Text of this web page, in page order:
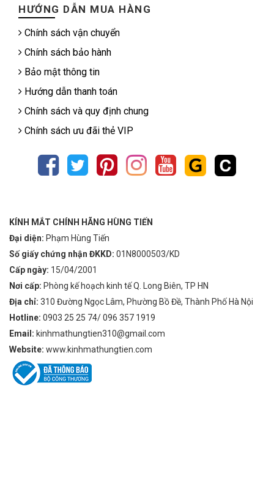
HƯỚNG DẪN MUA HÀNG
Chính sách vận chuyển
Chính sách bảo hành
Bảo mật thông tin
Hướng dẫn thanh toán
Chính sách và quy định chung
Chính sách ưu đãi thẻ VIP
KÍNH MẮT CHÍNH HÃNG HÙNG TIẾN
Đại diện: Phạm Hùng Tiến
Số giấy chứng nhận ĐKKD: 01N8000503/KD
Cấp ngày: 15/04/2001
Nơi cấp: Phòng kế hoạch kinh tế Q. Long Biên, TP HN
Địa chỉ: 310 Đường Ngọc Lâm, Phường Bồ Đề, Thành Phố Hà Nội
Hotline: 0903 25 25 74/ 096 357 1919
Email: kinhmathungtien310@gmail.com
Website: www.kinhmathungtien.com